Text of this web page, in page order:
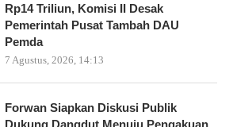
Rp14 Triliun, Komisi II Desak
Pemerintah Pusat Tambah DAU
Pemda
7 Agustus, 2026, 14:13
Forwan Siapkan Diskusi Publik
Dukung Dangdut Menuju Pengakuan